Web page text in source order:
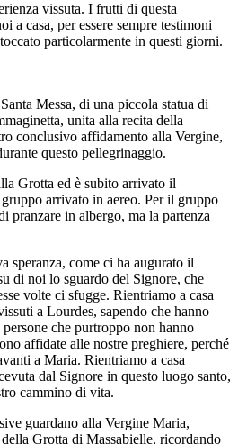
vissuta. I frutti di questa
a casa, per essere sempre testimoni
particolarmente in questi giorni.
Messa, di una piccola statua di
unita alla recita della
conclusivo affidamento alla Vergine,
questo pellegrinaggio.
Grotta ed è subito arrivato il
arrivato in aereo. Per il gruppo
pranzare in albergo, ma la partenza
speranza, come ci ha augurato il
di noi lo sguardo del Signore, che
volte ci sfugge. Rientriamo a casa
a Lourdes, sapendo che hanno
che purtroppo non hanno
affidate alle nostre preghiere, perché
a Maria. Rientriamo a casa
dal Signore in questo luogo santo,
cammino di vita.
guardano alla Vergine Maria,
Grotta di Massabielle, ricordando